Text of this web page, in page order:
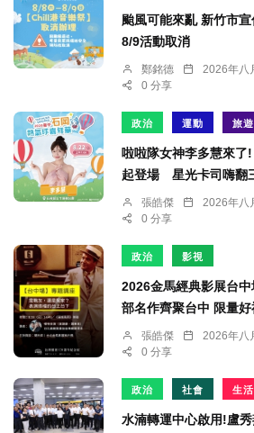
颱風可能來亂 新竹市
8/9活動取消
鄭銘德 2026年八
0 分享
政治 運動 旅遊
啦啦隊女神李多慧來了
起登場 星光卡司嗨翻
張皓傑 2026年八
0 分享
政治 影視
2026金馬經典影展台
部名作齊聚台中 限量
張皓傑 2026年八
0 分享
政治 社會 生活
水湳轉運中心啟用!盧